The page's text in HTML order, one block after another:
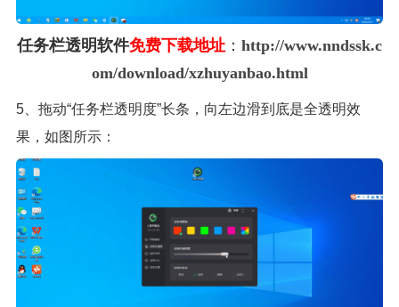
任务栏透明软件免费下载地址 ： http://www.nndssk.c
om/download/xzhuyanbao.html
5、拖动“任务栏透明度”长条，向左边滑到底是全透明效
果，如图所示：